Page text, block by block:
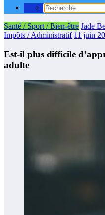
Santé / Sport / Bien-être Jade
Impôts / Administratif 11 juin
Est-il plus difficile
adulte